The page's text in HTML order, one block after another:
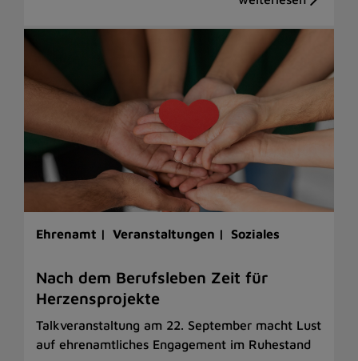
Ehrenamt | Veranstaltungen | Soziales
Nach dem Berufsleben Zeit für
Herzensprojekte
Talkveranstaltung am 22. September macht Lust
auf ehrenamtliches Engagement im Ruhestand